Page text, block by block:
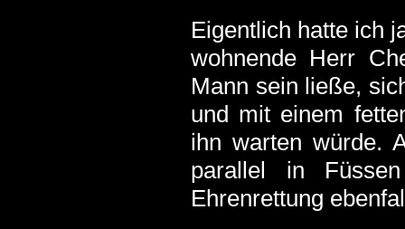
Eigentlich hatte ich
wohnende Herr
Mann sein ließe,
und mit einem
ihn warten würde.
parallel in
Ehrenrettung